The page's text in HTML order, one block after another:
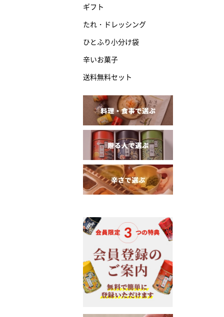
ギフト
たれ・ドレッシング
ひとふり小分け袋
辛いお菓子
送料無料セット